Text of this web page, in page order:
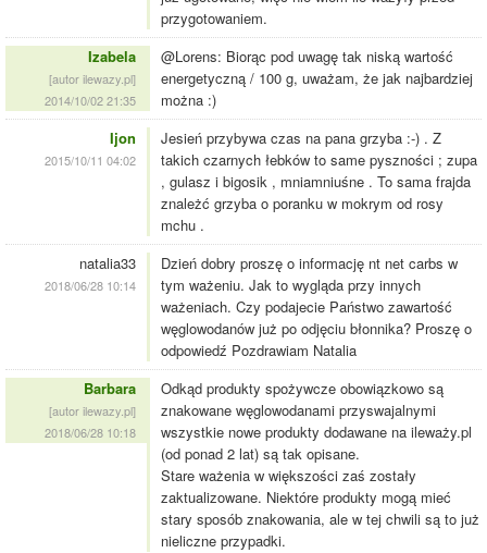
przygotowaniem.
Izabela
[autor ilewazy.pl]
2014/10/02 21:35
@Lorens: Biorąc pod uwagę tak niską wartość
energetyczną / 100 g, uważam, że jak najbardziej
można :)
Ijon
2015/10/11 04:02
Jesień przybywa czas na pana grzyba :-) . Z
takich czarnych łebków to same pyszności ; zupa
, gulasz i bigosik , mniamniuśne . To sama frajda
znależć grzyba o poranku w mokrym od rosy
mchu .
natalia33
2018/06/28 10:14
Dzień dobry proszę o informację nt net carbs w
tym ważeniu. Jak to wygląda przy innych
ważeniach. Czy podajecie Państwo zawartość
węglowodanów już po odjęciu błonnika? Proszę o
odpowiedź Pozdrawiam Natalia
Barbara
[autor ilewazy.pl]
2018/06/28 10:18
Odkąd produkty spożywcze obowiązkowo są
znakowane węglowodanami przyswajalnymi
wszystkie nowe produkty dodawane na ileważy.pl
(od ponad 2 lat) są tak opisane.
Stare ważenia w większości zaś zostały
zaktualizowane. Niektóre produkty mogą mieć
stary sposób znakowania, ale w tej chwili są to już
nieliczne przypadki.